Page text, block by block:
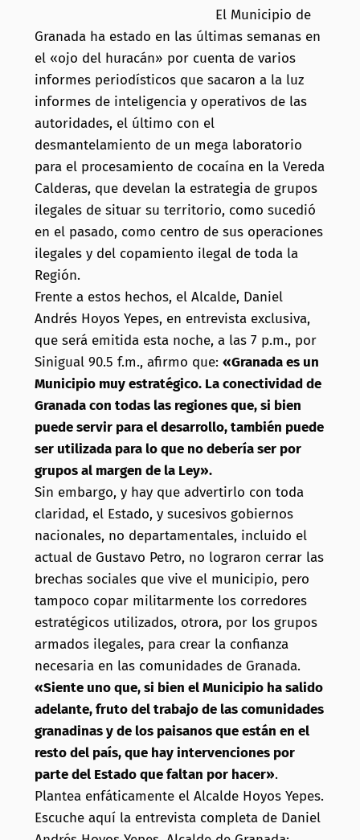
El Municipio de
Granada ha estado en las últimas semanas en
el «ojo del huracán» por cuenta de varios
informes periodísticos que sacaron a la luz
informes de inteligencia y operativos de las
autoridades, el último con el
desmantelamiento de un mega laboratorio
para el procesamiento de cocaína en la Vereda
Calderas, que develan la estrategia de grupos
ilegales de situar su territorio, como sucedió
en el pasado, como centro de sus operaciones
ilegales y del copamiento ilegal de toda la
Región.
Frente a estos hechos, el Alcalde, Daniel
Andrés Hoyos Yepes, en entrevista exclusiva,
que será emitida esta noche, a las 7 p.m., por
Sinigual 90.5 f.m., afirmo que: «Granada es un
Municipio muy estratégico. La conectividad de
Granada con todas las regiones que, si bien
puede servir para el desarrollo, también puede
ser utilizada para lo que no debería ser por
grupos al margen de la Ley».
Sin embargo, y hay que advertirlo con toda
claridad, el Estado, y sucesivos gobiernos
nacionales, no departamentales, incluido el
actual de Gustavo Petro, no lograron cerrar las
brechas sociales que vive el municipio, pero
tampoco copar militarmente los corredores
estratégicos utilizados, otrora, por los grupos
armados ilegales, para crear la confianza
necesaria en las comunidades de Granada.
«Siente uno que, si bien el Municipio ha salido
adelante, fruto del trabajo de las comunidades
granadinas y de los paisanos que están en el
resto del país, que hay intervenciones por
parte del Estado que faltan por hacer».
Plantea enfáticamente el Alcalde Hoyos Yepes.
Escuche aquí la entrevista completa de Daniel